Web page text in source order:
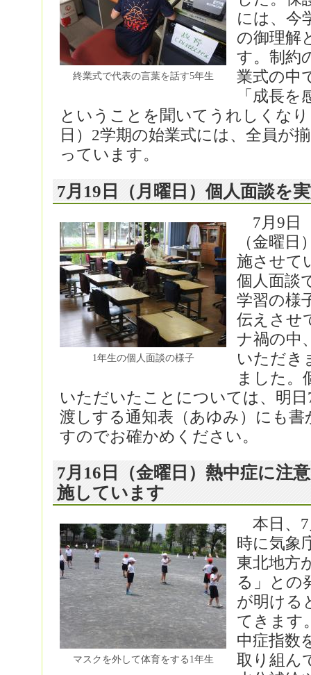
終業式で代表の言葉を話す5年生
には、今
の御理解
す。制約
業式の中
「成長
ということを聞いてうれしくな
日）2学期の始業式には、全員が
っています。
7月19日（月曜日）個人面談を
1年生の個人面談の様子
7月9日
（金曜
施させて
個人面談
学習の様
伝えさせ
ナ禍の中
いただき
ました。
いただいたことについては、明
渡しする通知表（あゆみ）にも
すのでお確かめください。
7月16日（金曜日）熱中症に注
施しています
マスクを外して体育をする1年生
本日、7
時に気象
東北地方
る」との
が明ける
てきます
中症指数
取り組ん